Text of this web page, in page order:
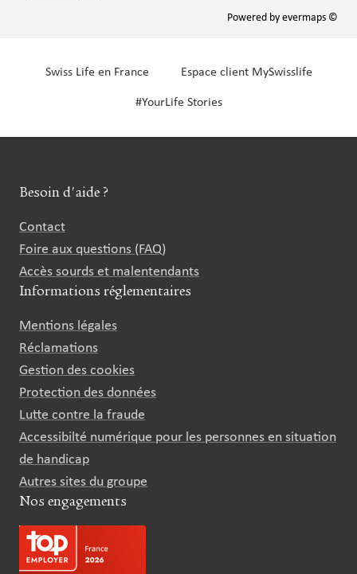
Powered by evermaps ©
Swiss Life en France Espace client MySwisslife
#YourLife Stories
Besoin d'aide ?
Contact
Foire aux questions (FAQ)
Accès sourds et malentendants
Informations réglementaires
Mentions légales
Réclamations
Gestion des cookies
Protection des données
Lutte contre la fraude
Accessibilté numérique pour les personnes en situation
de handicap
Autres sites du groupe
Nos engagements